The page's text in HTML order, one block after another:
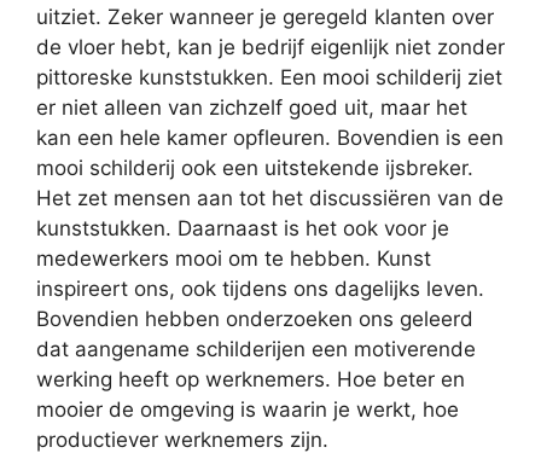
uitziet. Zeker wanneer je geregeld klanten over
de vloer hebt, kan je bedrijf eigenlijk niet zonder
pittoreske kunststukken. Een mooi schilderij ziet
er niet alleen van zichzelf goed uit, maar het
kan een hele kamer opfleuren. Bovendien is een
mooi schilderij ook een uitstekende ijsbreker.
Het zet mensen aan tot het discussiëren van de
kunststukken. Daarnaast is het ook voor je
medewerkers mooi om te hebben. Kunst
inspireert ons, ook tijdens ons dagelijks leven.
Bovendien hebben onderzoeken ons geleerd
dat aangename schilderijen een motiverende
werking heeft op werknemers. Hoe beter en
mooier de omgeving is waarin je werkt, hoe
productiever werknemers zijn.